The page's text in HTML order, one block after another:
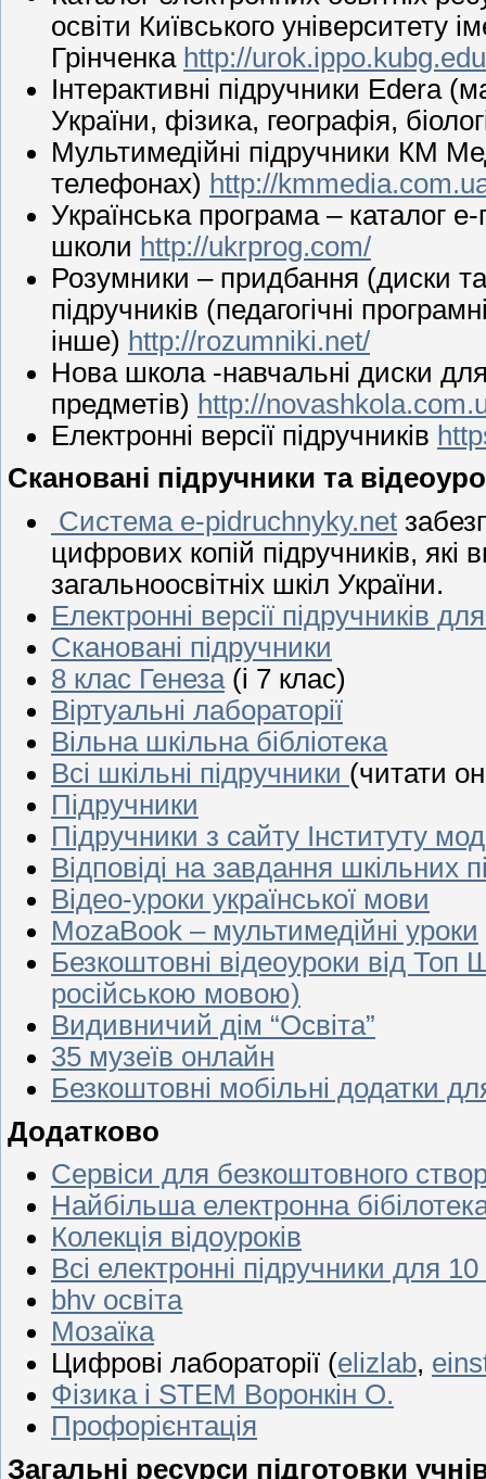
освіти Київського університету
Грінченка http://
Інтерактивні підручники Edera
України, фізика, географія,
Мультимедійні підручники КМ
телефонах) http://
Українська програма – каталог е-
школи http://ukrprog.com/
Розумники – придбання (диски
підручників (педагогічні
інше) http://rozumniki.net/
Нова школа -навчальні диски
предметів) http://
Електронні версії підручників
Скановані підручники та
Система e-pidruchnyky.net
цифрових копій підручників,
загальноосвітніх шкіл України.
Електронні версії підручників
Скановані підручники
8 клас Генеза(і 7 клас)
Віртуальні лабораторії
Вільна шкільна бібліотека
Всі шкільні підручники (читати
Підручники
Підручники з сайту Інституту
Відповіді на завдання шкільних
Відео-уроки української мови
MozaBook – мультимедійні уроки
Безкоштовні відеоуроки від Топ
російською мовою)
Видивничий дім “Освіта”
35 музеїв онлайн
Безкоштовні мобільні додатки
Додатково
Сервіси для безкоштовного
Найбільша електронна
Колекція відоуроків
Всі електронні підручники для
bhv освіта
Мозаїка
Цифрові лабораторії (elizlab,
Фізика і STEM Воронкін О.
Профорієнтація
Загальні ресурси підготовки